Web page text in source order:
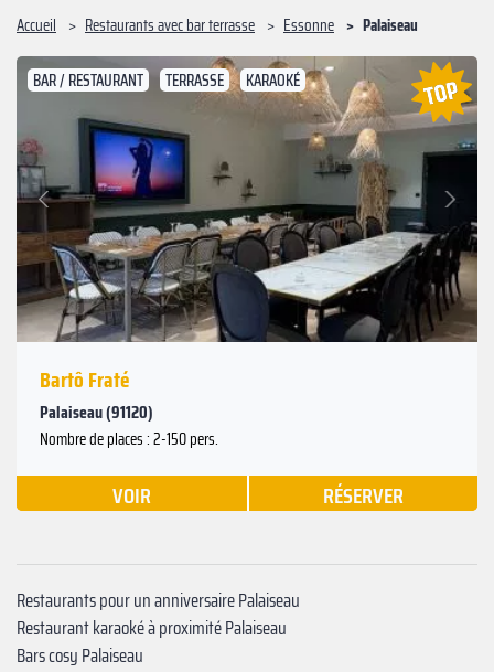
Accueil
Restaurants avec bar terrasse Essonne Palaiseau
BAR / RESTAURANT TERRASSE KARAOKÉ
Précédent
Suivant
Bartô Fraté
Palaiseau (91120)
Nombre de places : 2-150 pers.
VOIR RÉSERVER
Restaurants pour un anniversaire Palaiseau
Restaurant karaoké à proximité Palaiseau
Bars cosy Palaiseau